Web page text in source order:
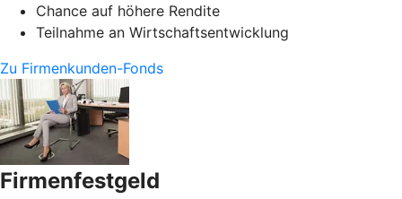
Chance auf höhere Rendite
Teilnahme an Wirtschaftsentwicklung
Zu Firmenkunden-Fonds
Firmenfestgeld